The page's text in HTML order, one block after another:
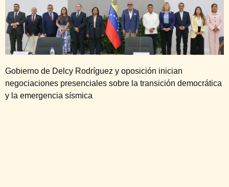
Gobierno de Delcy Rodríguez y oposición inician
negociaciones presenciales sobre la transición democrática
y la emergencia sísmica